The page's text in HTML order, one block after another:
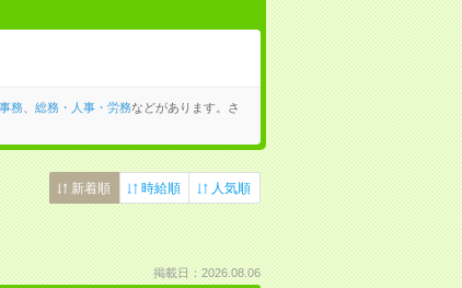
務、 総務・人事・労務などがあります。さ
新着順 時給順 人気順
掲載日：2026.08.06